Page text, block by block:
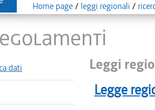
Home page / leggi regionali /
dati Leggi
Legge